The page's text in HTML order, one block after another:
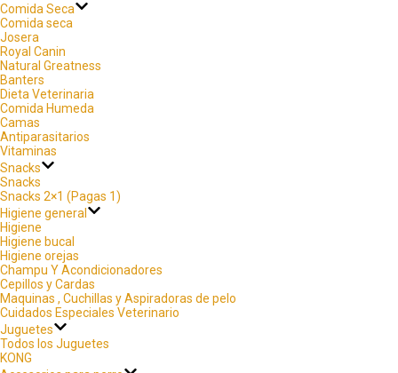
Comida Seca
Comida seca
Josera
Royal Canin
Natural Greatness
Banters
Dieta Veterinaria
Comida Humeda
Camas
Antiparasitarios
Vitaminas
Snacks
Snacks
Snacks 2×1 (Pagas 1)
Higiene general
Higiene
Higiene bucal
Higiene orejas
Champu Y Acondicionadores
Cepillos y Cardas
Maquinas , Cuchillas y Aspiradoras de pelo
Cuidados Especiales Veterinario
Juguetes
Todos los Juguetes
KONG